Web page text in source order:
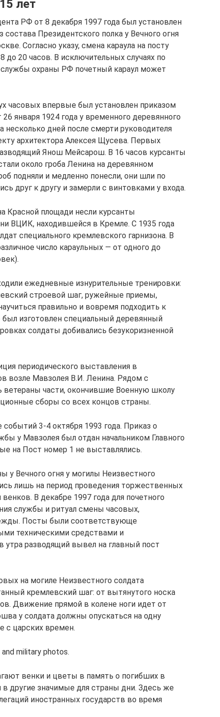
лет
РФ от 8 декабря 1997 года был установлен
Президентского полка у Вечного огня
Согласно указу, смена караула на посту
20 часов. В исключительных случаях по
охраны РФ почетный караул может
часовых впервые был установлен приказом
января 1924 года у временного деревянного
несколько дней после смерти руководителя
архитектора Алексея Щусева. Первых
Янош Мейсарош. В 16 часов курсанты
около гроба Ленина на деревянном
подняли и медленно понесли, они шли по
друг к другу и замерли с винтовками у входа.
Красной площади несли курсанты
ВЦИК, находившейся в Кремле. С 1935 года
специального кремлевского гарнизона. В
число караульных — от одного до
ежедневные изнурительные тренировки:
строевой шаг, ружейные приемы,
правильно и вовремя подходить к
был изготовлен специальный деревянный
солдаты добивались безукоризненной
периодического выставления в
возле Мавзолея В.И. Ленина. Рядом с
ветераны части, окончившие Военную школу
сборы со всех концов страны.
3‑4 октября 1993 года. Приказ о
у Мавзолея был отдан начальником Главного
на Пост номер 1 не выставлялись.
у Вечного огня у могилы Неизвестного
лишь на период проведения торжественных
В декабре 1997 года для почетного
службы и ритуал смены часовых,
Посты были соответствующе
техническими средствами и
утра разводящий вывел на главный пост
на могиле Неизвестного солдата
кремлевский шаг: от вытянутого носка
Движение прямой в колене ноги идет от
у солдата должны опускаться на одну
с царских времен.
military photos.
венки и цветы в память о погибших в
другие значимые для страны дни. Здесь же
иностранных государств во время